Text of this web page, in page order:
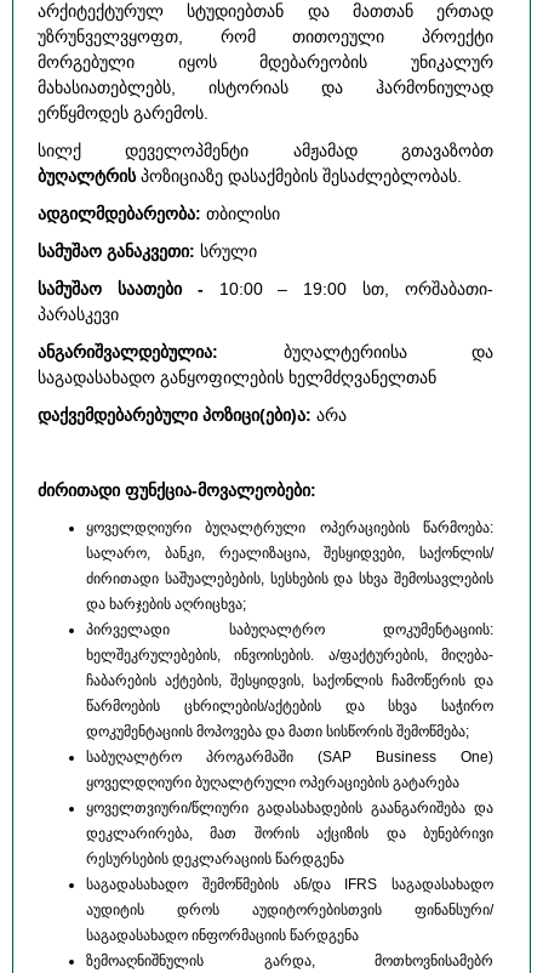
არქიტექტურულ სტუდიებთან და მათთან ერთად
უზრუნველვყოფთ, რომ თითოეული პროექტი
მორგებული იყოს მდებარეობის უნიკალურ
მახასიათებლებს, ისტორიას და ჰარმონიულად
ერწყმოდეს გარემოს.
სილქ დეველოპმენტი ამჟამად გთავაზობთ
ბუღალტრისპოზიციაზე დასაქმების შესაძლებლობას.
ადგილმდებარეობა: თბილისი
სამუშაო განაკვეთი: სრული
სამუშაო საათები -10:00 – 19:00 სთ, ორშაბათი-
პარასკევი
ანგარიშვალდებულია: ბუღალტერიისა და
საგადასახადო განყოფილების ხელმძღვანელთან
დაქვემდებარებული პოზიცი(ები)ა: არა
ძირითადი ფუნქცია-მოვალეობები:
ყოველდღიური ბუღალტრული ოპერაციების წარმოება:
სალარო, ბანკი, რეალიზაცია, შესყიდვები, საქონლის/
ძირითადი საშუალებების, სესხების და სხვა შემოსავლების
და ხარჯების აღრიცხვა;
პირველადი საბუღალტრო დოკუმენტაციის:
ხელშეკრულებების, ინვოისების. ა/ფაქტურების, მიღება-
ჩაბარების აქტების, შესყიდვის, საქონლის ჩამოწერის და
წარმოების ცხრილების/აქტების და სხვა საჭირო
დოკუმენტაციის მოპოვება და მათი სისწორის შემოწმება;
საბუღალტრო პროგარმაში (SAP Business One)
ყოველდღიური ბუღალტრული ოპერაციების გატარება
ყოველთვიური/წლიური გადასახადების გაანგარიშება და
დეკლარირება, მათ შორის აქციზის და ბუნებრივი
რესურსების დეკლარაციის წარდგენა
საგადასახადო შემოწმების ან/და IFRS საგადასახადო
აუდიტის დროს აუდიტორებისთვის ფინანსური/
საგადასახადო ინფორმაციის წარდგენა
ზემოაღნიშნულის გარდა, მოთხოვნისამებრ